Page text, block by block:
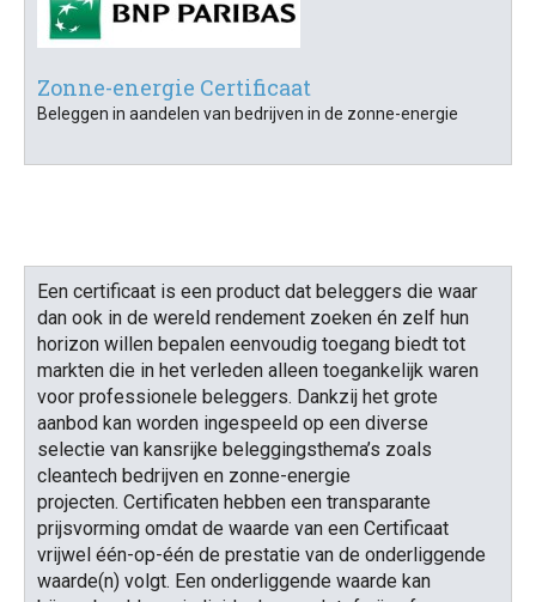
Zonne-energie Certificaat
Beleggen in aandelen van bedrijven in de zonne-energie
Een certificaat is een product dat beleggers die waar
dan ook in de wereld rendement zoeken én zelf hun
horizon willen bepalen eenvoudig toegang biedt tot
markten die in het verleden alleen toegankelijk waren
voor professionele beleggers. Dankzij het grote
aanbod kan worden ingespeeld op een diverse
selectie van kansrijke beleggingsthema’s zoals
cleantech bedrijven en zonne-energie
projecten. Certificaten hebben een transparante
prijsvorming omdat de waarde van een Certificaat
vrijwel één-op-één de prestatie van de onderliggende
waarde(n) volgt. Een onderliggende waarde kan